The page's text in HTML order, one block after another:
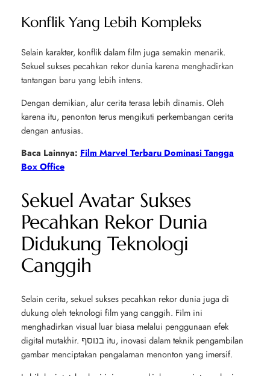
Konflik Yang Lebih Kompleks
Selain karakter, konflik dalam film juga semakin menarik.
Sekuel sukses pecahkan rekor dunia karena menghadirkan
tantangan baru yang lebih intens.
Dengan demikian, alur cerita terasa lebih dinamis. Oleh
karena itu, penonton terus mengikuti perkembangan cerita
dengan antusias.
Baca Lainnya: Film Marvel Terbaru Dominasi Tangga
Box Office
Sekuel Avatar Sukses
Pecahkan Rekor Dunia
Didukung Teknologi
Canggih
Selain cerita, sekuel sukses pecahkan rekor dunia juga di
dukung oleh teknologi film yang canggih. Film ini
menghadirkan visual luar biasa melalui penggunaan efek
digital mutakhir. בנוסף itu, inovasi dalam teknik pengambilan
gambar menciptakan pengalaman menonton yang imersif.